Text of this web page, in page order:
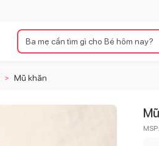
> Mũ khăn
MSP: